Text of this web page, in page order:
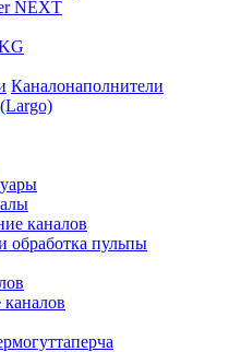
NEXT
Каналонаполнители
каналов
обработка пульпы